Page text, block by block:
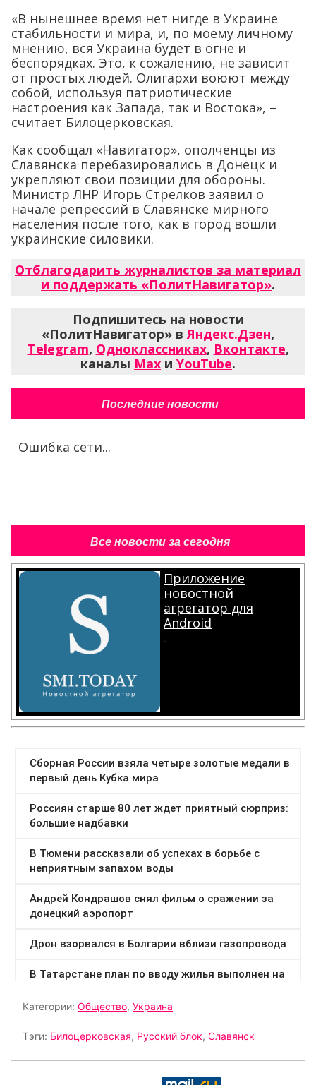
«В нынешнее время нет нигде в Украине
стабильности и мира, и, по моему личному
мнению, вся Украина будет в огне и
беспорядках. Это, к сожалению, не зависит
от простых людей. Олигархи воюют между
собой, используя патриотические
настроения как Запада, так и Востока», –
считает Билоцерковская.
Как сообщал «Навигатор», ополченцы из
Славянска перебазировались в Донецк и
укрепляют свои позиции для обороны.
Министр ЛНР Игорь Стрелков заявил о
начале репрессий в Славянске мирного
населения после того, как в город вошли
украинские силовики.
Отблагодарить журналистов за материал
и поддержать «ПолитНавигатор».
Подпишитесь на новости
«ПолитНавигатор» вЯндекс.Дзен,
Telegram, Одноклассниках, Вконтакте,
каналы Max и YouTube.
Последние новости
Ошибка сети...
Все новости за сегодня
Приложение
новостной
агрегатор для
Android
.
Категории: Общество, Украина
Тэги: Билоцерковская, Русский блок, Славянск